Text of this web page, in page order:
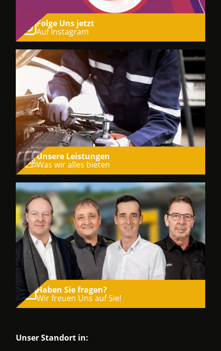
Folge Uns jetzt
Auf Instagram
Unsere Leistungen
Was wir alles bieten
Haben Sie fragen?
Wir freuen Uns auf Sie!
Unser Standort in: